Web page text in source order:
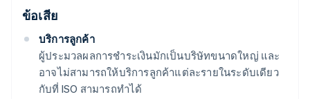
ข้อเสีย
บริการลูกค้า
ผู้ประมวลผลการชำระเงินมักเป็นบริษัทขนาดใหญ่ และ
อาจไม่สามารถให้บริการลูกค้าแต่ละรายในระดับเดียว
กับที่ ISO สามารถทําได้